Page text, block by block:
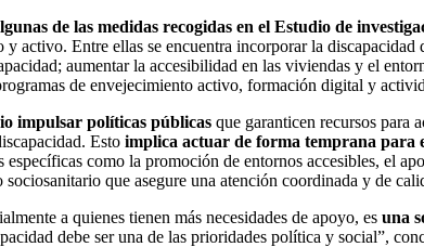
de las medidas recogidas en el Estudio de
activo. Entre ellas se encuentra incorporar la
aumentar la accesibilidad en las viviendas y el
de envejecimiento activo, formación digital y
impulsar políticas públicas que garanticen recursos para
Esto implica actuar de forma temprana para
específicas como la promoción de entornos accesibles, el
que asegure una atención coordinada y de
a quienes tienen más necesidades de apoyo, es una
debe ser una de las prioridades política y social”,